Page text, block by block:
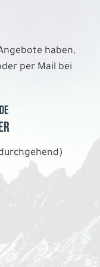
P.P. AB1.769 €
haben,
per Mail bei